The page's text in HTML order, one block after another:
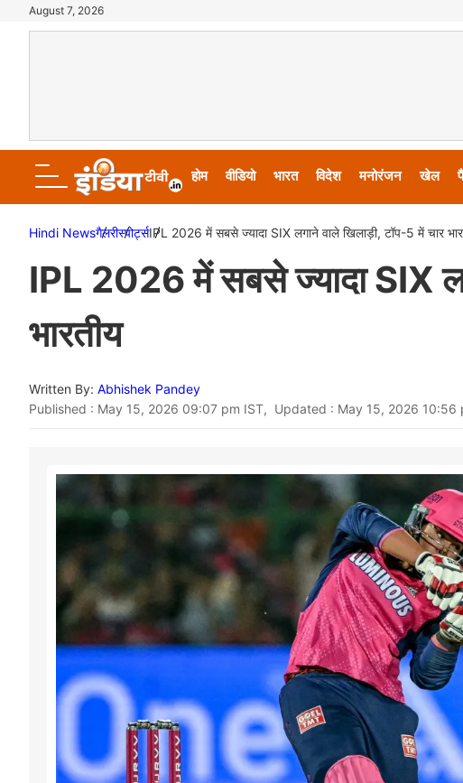
August 7, 2026
होम वीडियो भारत विदेश मनोरंजन खेल
Hindi Newsगैलरीस्पोर्ट्सIPL 2026 में सबसे ज्यादा SIX लगाने वाले खिलाड़ी, टॉप-5 में चार
IPL 2026 में सबसे ज्यादा SIX
भारतीय
Written By: Abhishek Pandey
Published : May 15, 2026 09:07 pm IST, Updated : May 15, 2026 10:56